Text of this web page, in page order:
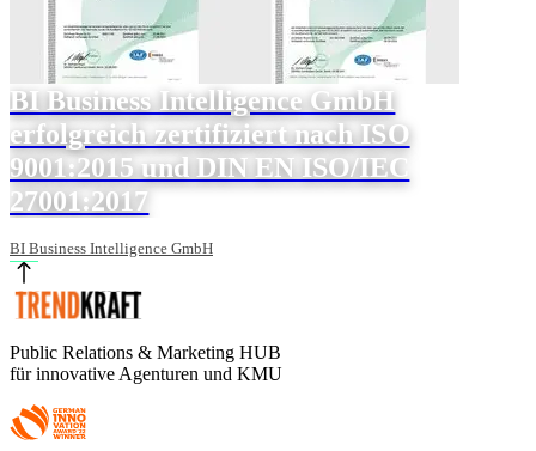
BI Business Intelligence GmbH
erfolgreich zertifiziert nach ISO
9001:2015 und DIN EN ISO/IEC
27001:2017
BI Business Intelligence GmbH
Public Relations & Marketing HUB
für innovative Agenturen und KMU